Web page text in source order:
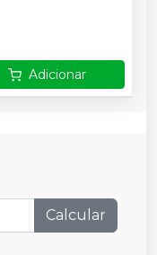
Adicionar
Calcular